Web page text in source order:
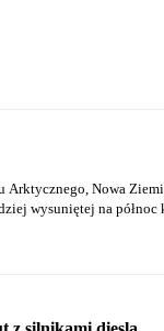
Arktycznego, Nowa
wysuniętej na północ